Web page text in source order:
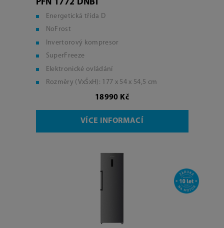
PFN 1772 DNBI
Energetická třída D
NoFrost
Invertorový kompresor
SuperFreeze
Elektronické ovládání
Rozměry (VxŠxH): 177 x 54 x 54,5 cm
18990 Kč
VÍCE INFORMACÍ